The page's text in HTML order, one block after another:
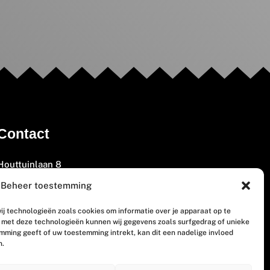
Beheer toestemming
technologieën zoals cookies om informatie over je apparaat op te
deze technologieën kunnen wij gegevens zoals surfgedrag of unieke
geeft of uw toestemming intrekt, kan dit een nadelige invloed
8
GM Woerden
405 200
disclaimer en copyright